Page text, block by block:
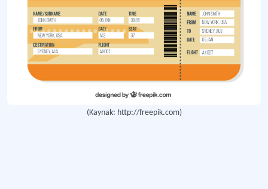
Belirli bir ülke sınırları içerisinde ifa edilmesi öngörülen yolcu taşıma
Tam Tarifeli Bilet
Havayollarının sunmuş olduğu kısıtlamasız ve sınıfındaki en yüksek ücretli
(Kaynak: http://freepik.com)